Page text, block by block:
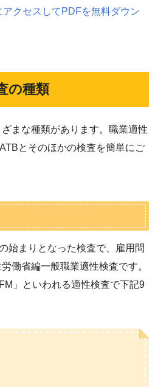
アクセスしてPDFを無料ダウン
の種類
まな種類があります。職業適性
とそのほかの検査を簡単にご
始まりとなった検査で、雇用問
働省編一般職業適性検査です。
」といわれる適性検査で下記9